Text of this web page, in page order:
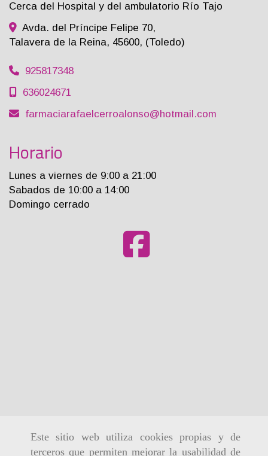
Este sitio web utiliza cookies propias y de
terceros que permiten mejorar la usabilidad de
Cerca del Hospital y del ambulatorio Río Tajo
Avda. del Príncipe Felipe 70,
Talavera de la Reina, 45600, (Toledo)
925817348
636024671
farmaciarafaelcerroalonso
hotmail.com
Horario
Lunes a viernes de 9:00 a 21:00
Sabados de 10:00 a 14:00
Domingo cerrado